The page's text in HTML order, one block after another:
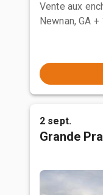
Vente aux
Newnan, GA +
2 sept.
Grande